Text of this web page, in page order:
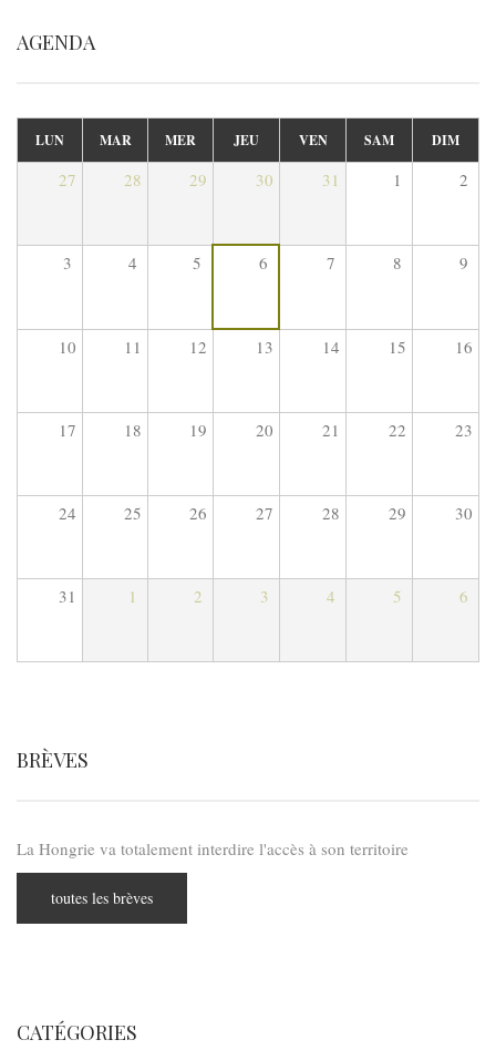
AGENDA
LUN MAR MER JEU VEN SAM DIM
27 28 29 30 31 1 2
3 4 5 6 7 8 9
10 11 12 13 14 15 16
17 18 19 20 21 22 23
24 25 26 27 28 29 30
31 1 2 3 4 5 6
BRÈVES
La Hongrie va totalement interdire l'accès à son territoire
toutes les brèves
CATÉGORIES